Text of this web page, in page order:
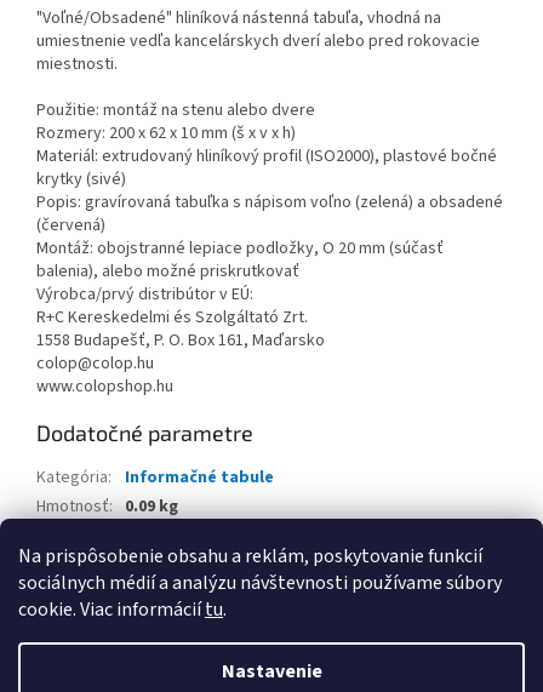
Na prispôsobenie obsahu a reklám, poskytovanie funkcií
sociálnych médií a analýzu návštevnosti používame súbory
cookie. Viac informáciítu.
Nastavenie
"Voľné/Obsadené" hliníková nástenná tabuľa, vhodná na
umiestnenie vedľa kancelárskych dverí alebo pred rokovacie
miestnosti.
Použitie: montáž na stenu alebo dvere
Rozmery: 200 x 62 x 10 mm (š x v x h)
Materiál: extrudovaný hliníkový profil (ISO2000), plastové bočné
krytky (sivé)
Popis: gravírovaná tabuľka s nápisom voľno (zelená) a obsadené
(červená)
Montáž: obojstranné lepiace podložky, O 20 mm (súčasť
balenia), alebo možné priskrutkovať
Výrobca/prvý distribútor v EÚ:
R+C Kereskedelmi és Szolgáltató Zrt.
1558 Budapešť, P. O. Box 161, Maďarsko
colop@colop.hu
www.colopshop.hu
Dodatočné parametre
Kategória:
Informačné tabule
Hmotnosť: 0.09 kg